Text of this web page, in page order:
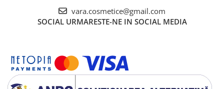
Vitamina C
Vitamina K
Zinc
vara.cosmetice@gmail.com
SOCIAL URMARESTE-NE IN SOCIAL MEDIA